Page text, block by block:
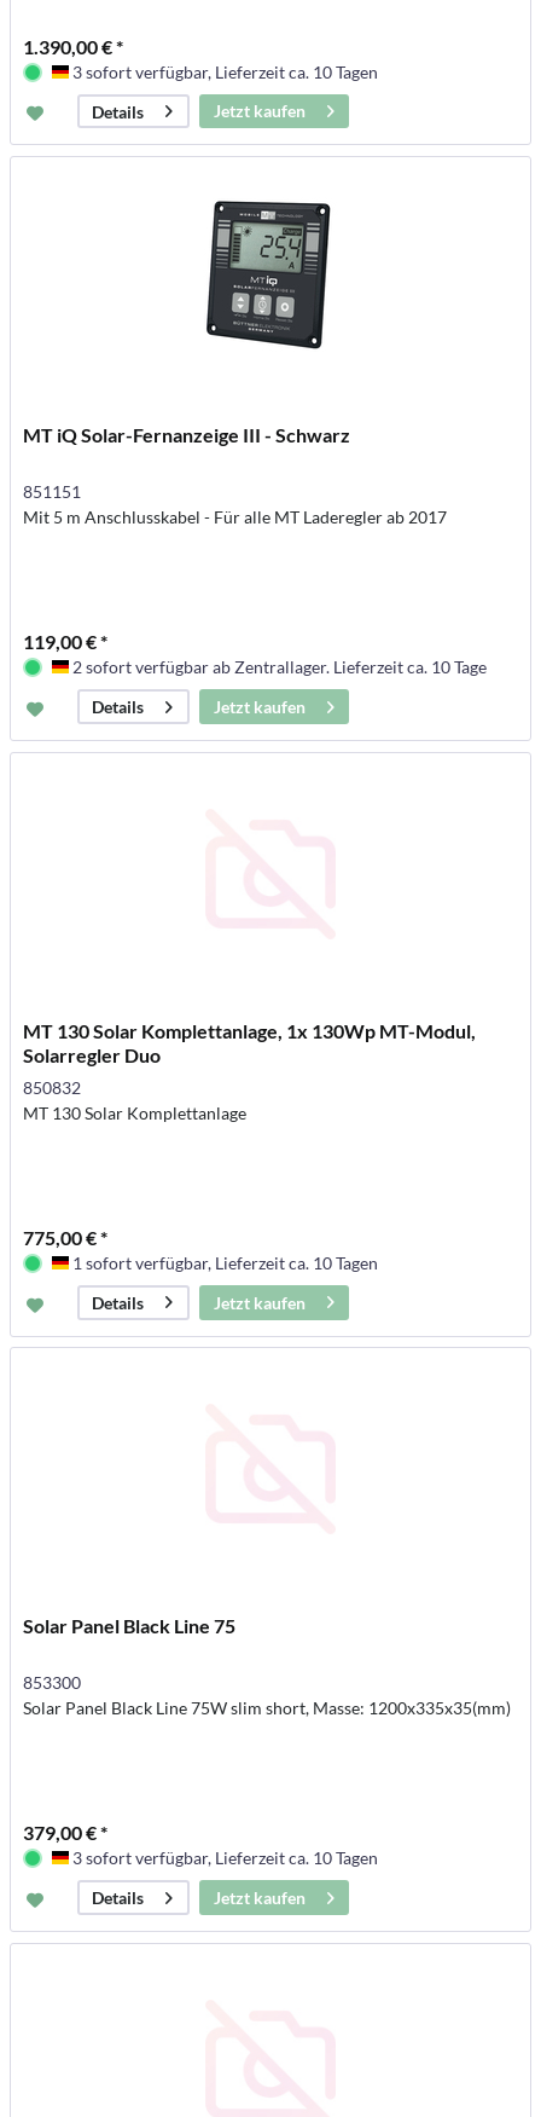
1.390,00 € *
Deutschland
3 sofort verfügbar, Lieferzeit ca. 10 Tagen
Details
Jetzt kaufen
MT iQ Solar-Fernanzeige III - Schwarz
851151
Mit 5 m Anschlusskabel - Für alle MT Laderegler ab 2017
119,00 € *
Deutschland
2 sofort verfügbar ab Zentrallager. Lieferzeit ca. 10 Tage
Details
Jetzt kaufen
MT 130 Solar Komplettanlage, 1x 130Wp MT-Modul,
Solarregler Duo
850832
MT 130 Solar Komplettanlage
775,00 € *
Deutschland
1 sofort verfügbar, Lieferzeit ca. 10 Tagen
Details
Jetzt kaufen
Solar Panel Black Line 75
853300
Solar Panel Black Line 75W slim short, Masse: 1200x335x35(mm)
379,00 € *
Deutschland
3 sofort verfügbar, Lieferzeit ca. 10 Tagen
Details
Jetzt kaufen